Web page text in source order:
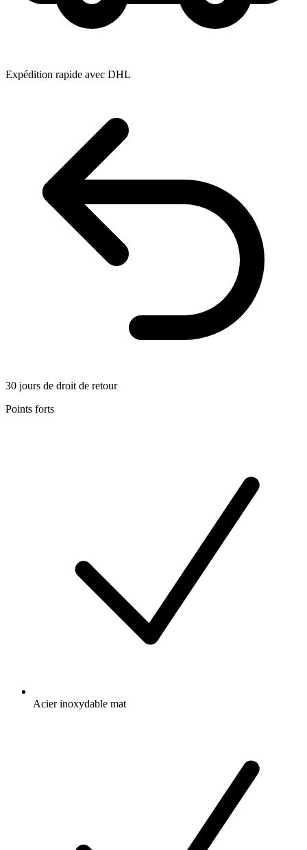
Expédition rapide avec DHL
30 jours de droit de retour
Points forts
Acier inoxydable mat